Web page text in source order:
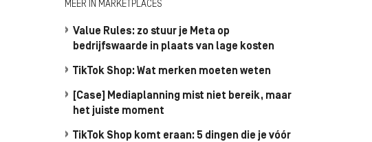
MEER IN MARKETPLACES
Value Rules: zo stuur je Meta op
bedrijfswaarde in plaats van lage kosten
TikTok Shop: Wat merken moeten weten
[Case] Mediaplanning mist niet bereik, maar
het juiste moment
TikTok Shop komt eraan: 5 dingen die je vóór